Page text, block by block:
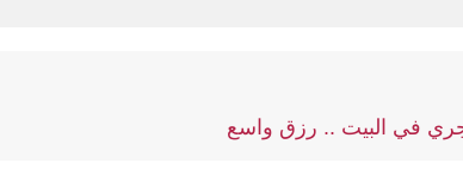
في البيت .. رزق واسع